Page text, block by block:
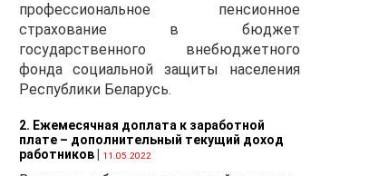
профессиональное пенсионное
страхование в бюджет
государственного внебюджетного
фонда социальной защиты населения
Республики Беларусь.
2. Ежемесячная доплата к заработной
плате – дополнительный текущий доход
работников| 11.05.2022